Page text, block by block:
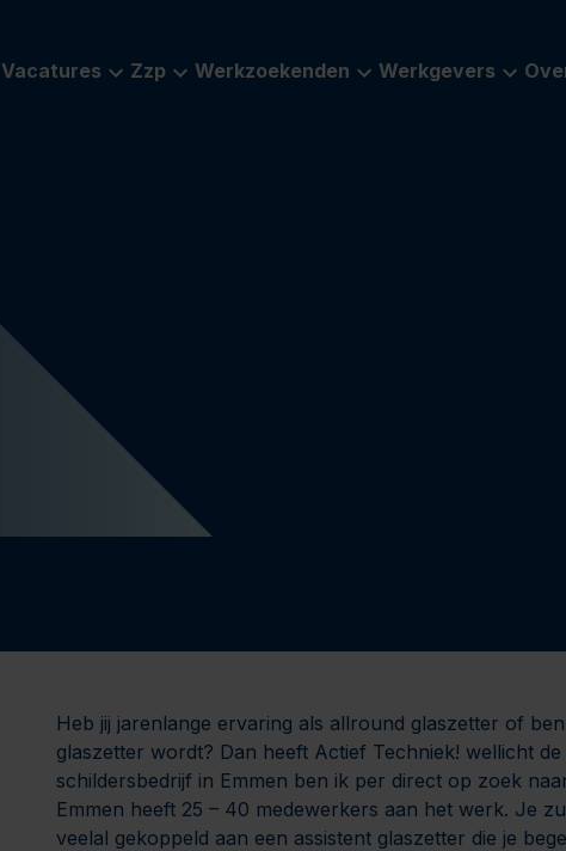
Vacatures Zzp Werkzoekenden Werkgevers
Heb jij jarenlange ervaring als allround glaszetter of
glaszetter wordt? Dan heeft Actief Techniek! wellicht
schildersbedrijf in Emmen ben ik per direct op zoek
Emmen heeft 25 – 40 medewerkers aan het werk. Je
veelal gekoppeld aan een assistent glaszetter die je